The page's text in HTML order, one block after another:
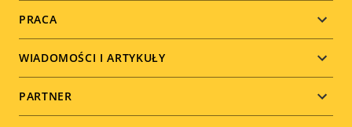
PRACA
WIADOMOŚCI I ARTYKUŁY
PARTNER